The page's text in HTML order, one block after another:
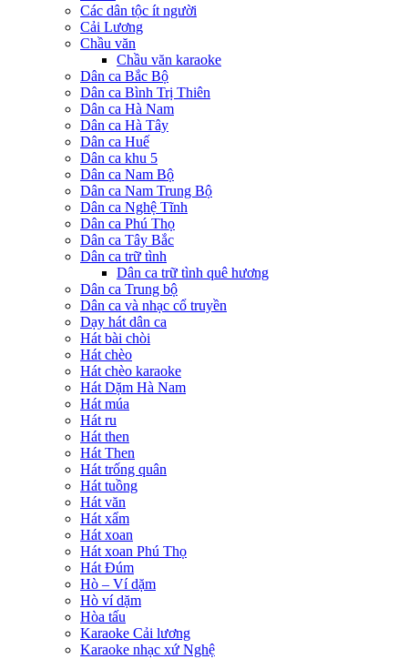
Các dân tộc ít người
Cải Lương
Chầu văn
Chầu văn karaoke
Dân ca Bắc Bộ
Dân ca Bình Trị Thiên
Dân ca Hà Nam
Dân ca Hà Tây
Dân ca Huế
Dân ca khu 5
Dân ca Nam Bộ
Dân ca Nam Trung Bộ
Dân ca Nghệ Tĩnh
Dân ca Phú Thọ
Dân ca Tây Bắc
Dân ca trữ tình
Dân ca trữ tình quê hương
Dân ca Trung bộ
Dân ca và nhạc cổ truyền
Dạy hát dân ca
Hát bài chòi
Hát chèo
Hát chèo karaoke
Hát Dặm Hà Nam
Hát múa
Hát ru
Hát then
Hát Then
Hát trống quân
Hát tuồng
Hát văn
Hát xẩm
Hát xoan
Hát xoan Phú Thọ
Hát Đúm
Hò – Ví dặm
Hò ví dặm
Hòa tấu
Karaoke Cải lương
Karaoke nhạc xứ Nghệ